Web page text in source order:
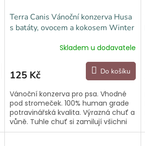
Terra Canis Vánoční konzerva Husa
s batáty, ovocem a kokosem Winter
Skladem u dodavatele
125 Kč Do košíku
Vánoční konzerva pro psa. Vhodné
pod stromeček. 100% human grade
potravinářská kvalita. Výrazná chuť a
vůně. Tuhle chuť si zamilují všichni
psi, včetně těch nejvybíravějších.